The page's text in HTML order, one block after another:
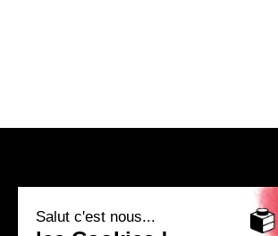
Salut c'est nous...